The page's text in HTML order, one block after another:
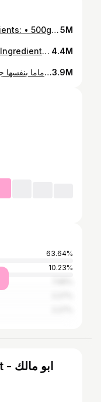
Consider it مصري Orzo 😮‍💨 Ingredients: • 500g beef • Oil • Butter • Orzo pasta • 1 tablespoon tomato paste • Beef broth (can be substituted with water and a chicken stock cube) Instructions : In a pan, heat oil and melt butter. Add the beef, cut into small pieces, and sear until it forms a crust. Cover the pan and lower the heat until the beef is fully cooked. Season with salt and pepper, then set the beef aside. In the same pan, add oil and orzo pasta. Stir until the orzo is golden brown. Add a tablespoon of tomato paste and beef broth (or water) until it covers the ingredients. Add the beef back, cover the pan, and lower the heat until all the water is absorbed. Top it with mozzarella and bake it in the oven.5M
Wise potato said: 🥔حسام ارحمني Ingredients: • Potatoes, peeled and boiled in salted water • Chicken breast, diced • Salt and pepper • Garlic, minced • Onion, chopped • Thyme • Paprika • Coriander • Mushrooms, sliced • Corn • Cream cheese • Cooking cream • Mozzarella cheese • Oil Instructions: 1. Mash the boiled potatoes and set aside. 2. In a pan, heat oil, add the diced chicken, season with salt and pepper, and cook until lightly browned. 3. Add garlic, onion, thyme, paprika, and coriander. Stir well. 4. Add mushrooms, cook until tender, then add corn. 5. Mix in cream cheese, stirring until everything is well-combined. 6. Spread this mixture in a baking dish. 7. Shape the mashed potatoes into small balls and place them on top of the mixture. 8. Pour cooking cream over the dish, sprinkle with mozzarella, and bake until golden. 4.4M
Can’t promise a miracle 👩🏻‍🍳بس ماما بنفسها جت Ingredients: • 500g - 1kg steak (your choice of cut) • Fresh mushrooms, sliced • 1 onion, finely chopped • 2 garlic cloves, minced • Oil and butter (for frying) • Salt and pepper (to taste) • 1 tsp dried coriander • 1 stock cube • 500ml cooking cream • Water (as needed) • Cheddar cheese, grated (for garnish) Instructions: 1. Heat oil and butter in a pan, cook the steak to your preferred doneness, season with salt and pepper, then set aside. 2. In the same pan, sauté the chopped onion and garlic, add the sliced mushrooms, dried coriander, pepper, and the stock cube. 3. Once the mushrooms are cooked, return the steak to the pan. Pour in the cream and a splash of water, and bring to a gentle boil. 4. Finish with grated cheddar cheese and serve.3.9M
63.64%
10.23%
4. Hady tharwat - ابو مالك